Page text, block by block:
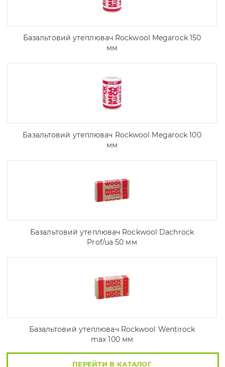
Базальтовий утеплювач Rockwool Megarock 150
мм
Базальтовий утеплювач Rockwool Megarock 100
мм
Базальтовий утеплювач Rockwool Dachrock
Prof/ua 50 мм
Базальтовий утеплювач Rockwool Wentirock
max 100 мм
ПЕРЕЙТИ В КАТАЛОГ